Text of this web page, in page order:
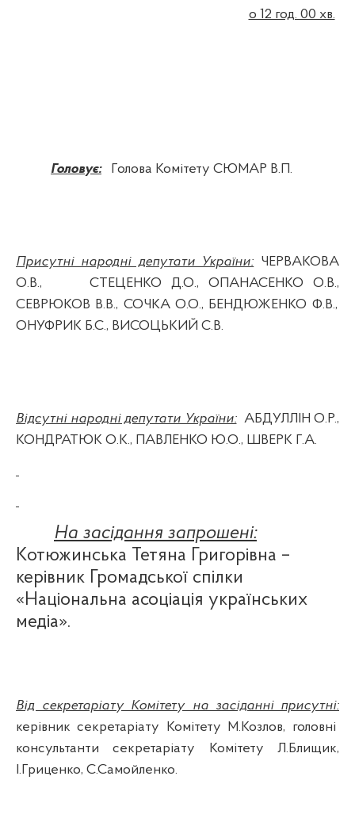
о 12 год. 00 хв.
Головує: Голова Комітету СЮМАР В.П.
Присутні народні депутати України: ЧЕРВАКОВА
О.В.,
СТЕЦЕНКО Д.О., ОПАНАСЕНКО О.В.,
СЕВРЮКОВ В.В., СОЧКА О.О., БЕНДЮЖЕНКО Ф.В.,
ОНУФРИК Б.С., ВИСОЦЬКИЙ С.В.
Відсутні народні депутати України: АБДУЛЛІН О.Р.,
КОНДРАТЮК О.К., ПАВЛЕНКО Ю.О., ШВЕРК Г.А.
На засідання запрошені:
Котюжинська Тетяна Григорівна –
керівник Громадської спілки
«Національна асоціація українських
медіа».
Від секретаріату Комітету на засіданні присутні:
керівник секретаріату Комітету М.Козлов, головні
консультанти секретаріату Комітету Л.Блищик,
І.Гриценко, С.Самойленко.